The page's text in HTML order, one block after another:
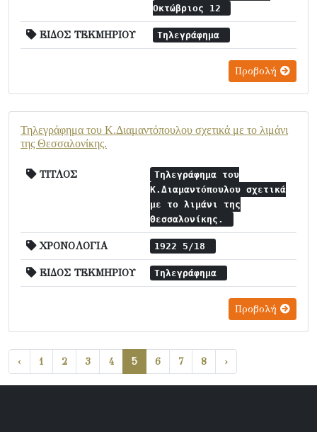
Οκτώβριος 12
ΕΙΔΟΣ ΤΕΚΜΗΡΙΟΥ Τηλεγράφημα
Προβολή
Τηλεγράφημα του Κ.Διαμαντόπουλου σχετικά με το λιμάνι
της Θεσσαλονίκης.
ΤΙΤΛΟΣ
Τηλεγράφημα του
Κ.Διαμαντόπουλου σχετικά
με το λιμάνι της
Θεσσαλονίκης.
ΧΡΟΝΟΛΟΓΙΑ 1922 5/18
ΕΙΔΟΣ ΤΕΚΜΗΡΙΟΥ Τηλεγράφημα
Προβολή
‹ 1 2 3 4 5 6 7 8 ›